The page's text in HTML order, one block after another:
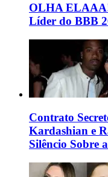
OLHA
Líder do BBB
Contrato
Kardashian e
Silêncio Sobre